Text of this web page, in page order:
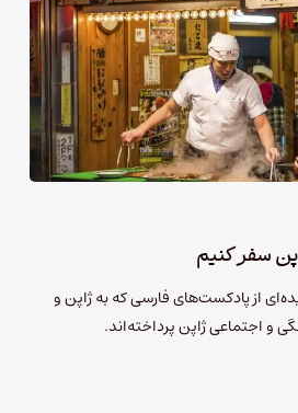
سفر کنیم
از پادکست‌های فارسی که به ژاپن و
و اجتماعی ژاپن پرداخته‌اند.